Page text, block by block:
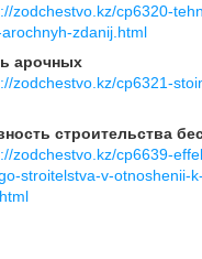
zodchestvo.kz/cp6320-
zdanij.html
арочных
zodchestvo.kz/cp6321-
строительства
zodchestvo.kz/cp6639-
stroitelstva-v-otnoshenii-k-